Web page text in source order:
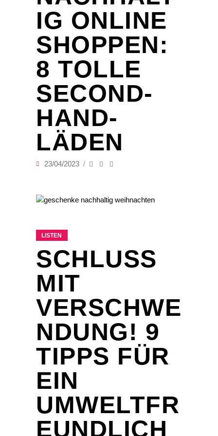
IG ONLINE
SHOPPEN:
8 TOLLE
SECOND-
HAND-
LÄDEN
23/04/2023
LISTEN
SCHLUSS
MIT
VERSCHWE
NDUNG! 9
TIPPS FÜR
EIN
UMWELTFR
EUNDLICH